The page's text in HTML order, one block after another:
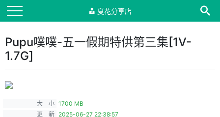
夏花分享店
Pupu噗噗-五一假期特供第三集[1V-
1.7G]
大 小 1700 MB
更 新 2025-06-27 22:38:57